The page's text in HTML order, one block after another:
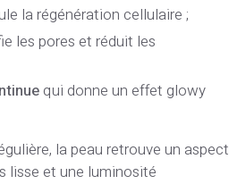
la régénération cellulaire ;
les pores et réduit les
qui donne un effet glowy
la peau retrouve un aspect
lisse et une luminosité